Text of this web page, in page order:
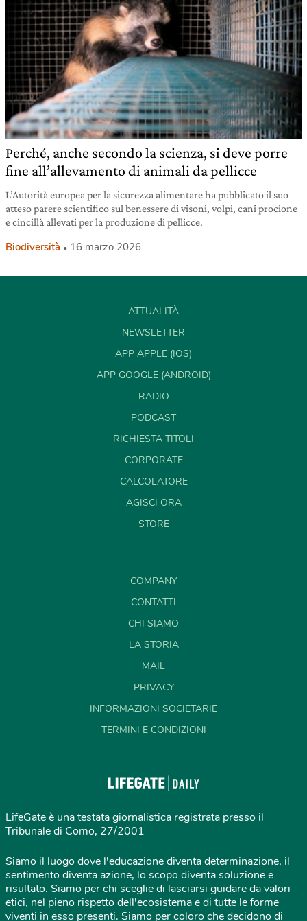
Perché, anche secondo la scienza, si deve porre
fine all’allevamento di animali da pellicce
L’Autorità europea per la sicurezza alimentare ha pubblicato il suo
atteso parere scientifico sul benessere di visoni, volpi, cani procione
e cincillà allevati per la produzione di pellicce.
Biodiversità 16 marzo 2026
ATTUALITÀ
NEWSLETTER
APP APPLE (IOS)
APP GOOGLE (ANDROID)
RADIO
PODCAST
RICHIESTA TITOLI
CORPORATE
CALCOLATORE
AGISCI ORA
STORE
COMPANY
CONTATTI
CHI SIAMO
LA STORIA
MAIL
PRIVACY
INFORMAZIONI SOCIETARIE
TERMINI E CONDIZIONI
LifeGate è una testata giornalistica registrata presso il
Tribunale di Como, 27/2001
Siamo il luogo dove l'educazione diventa determinazione, il
sentimento diventa azione, lo scopo diventa soluzione e
risultato. Siamo per chi sceglie di lasciarsi guidare da valori
etici, nel pieno rispetto dell'ecosistema e di tutte le forme
viventi in esso presenti. Siamo per coloro che decidono di